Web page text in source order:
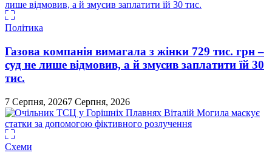
Політика
Газова компанія вимагала з жінки 729 тис. грн –
суд не лише відмовив, а й змусив заплатити їй 30
тис.
7 Серпня, 20267 Серпня, 2026
Схеми